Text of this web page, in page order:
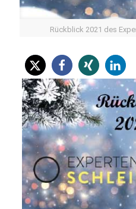
Rückblick 2021 des